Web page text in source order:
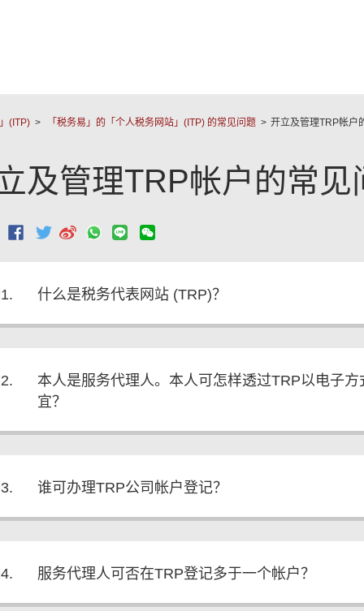
(ITP) 「税务易」的「个人税务网站」(ITP) 的常见问题 开立及管理TRP帐户
及管理TRP帐户的常见
什么是税务代表网站 (TRP)？
本人是服务代理人。本人可怎样透过TRP以电子
宜？
谁可办理TRP公司帐户登记？
服务代理人可否在TRP登记多于一个帐户？